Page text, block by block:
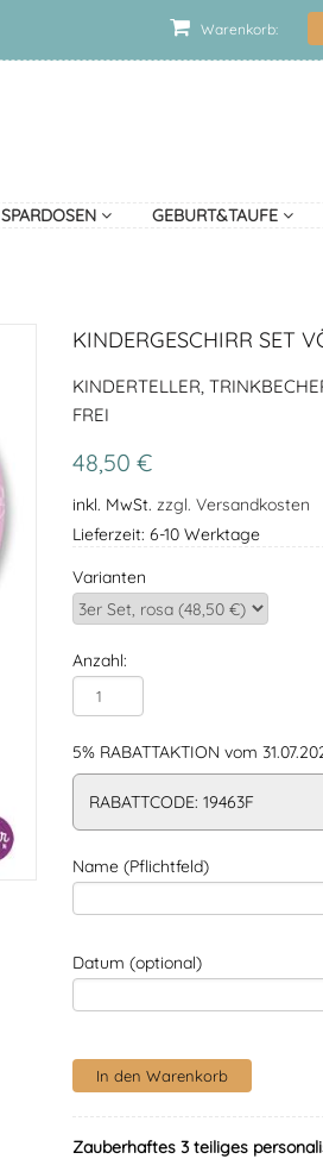
Warenkorb:
SPARDOSEN GEBURT&TAUFE
KINDERGESCHIRR SET
KINDERTELLER,
FREI
48,50 €
inkl. MwSt. zzgl. Versandkosten
Lieferzeit: 6-10 Werktage
Varianten
Anzahl:
5% RABATTAKTION vom
RABATTCODE: 19463F
Name (Pflichtfeld)
Datum (optional)
Zauberhaftes 3 teiliges